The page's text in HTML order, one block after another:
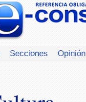
Secciones Opinión